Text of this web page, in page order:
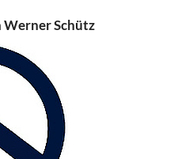
Werner Schütz